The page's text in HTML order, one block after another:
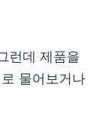
런데 제품을
물어보거나